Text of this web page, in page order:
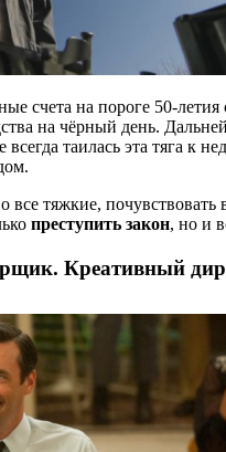
счета на пороге 50-
на чёрный день.
таилась эта тяга к
все тяжкие,
преступить закон, но и
Креативный